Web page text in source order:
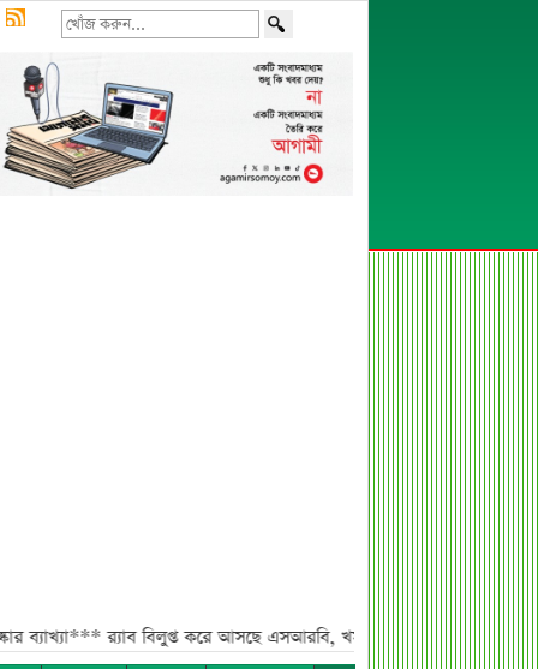
র‌্যাব বিলুপ্ত করে আসছে এসআরবি, খসড়া আইনে যা থাকছে***